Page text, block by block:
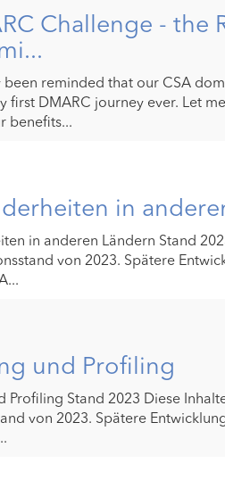
Challenge - the
been reminded that our CSA
first DMARC journey ever. Let
benefits...
in
in anderen Ländern Stand
von 2023. Spätere
und Profiling
Profiling Stand 2023 Diese
von 2023. Spätere